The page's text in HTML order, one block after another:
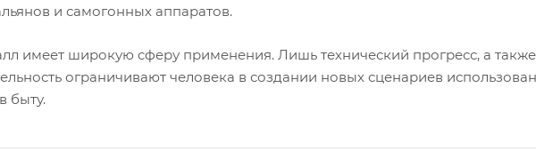
и самогонных аппаратов.
имеет широкую сферу применения. Лишь технический прогресс, а также
ограничивают человека в создании новых сценариев
быту.